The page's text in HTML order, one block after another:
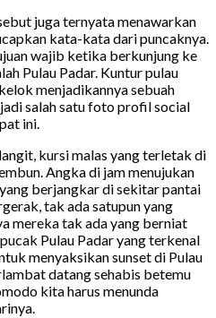
juga ternyata menawarkan
kata-kata dari puncaknya.
wajib ketika berkunjung ke
Pulau Padar. Kuntur pulau
menjadikannya sebuah
salah satu foto profil social
ini.
kursi malas yang terletak di
Angka di jam menujukan
berjangkar di sekitar pantai
tak ada satupun yang
mereka tak ada yang berniat
Pulau Padar yang terkenal
menyaksikan sunset di Pulau
datang sehabis betemu
kita harus menunda